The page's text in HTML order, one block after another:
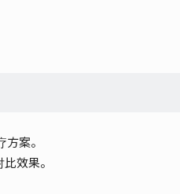
案。
效果。